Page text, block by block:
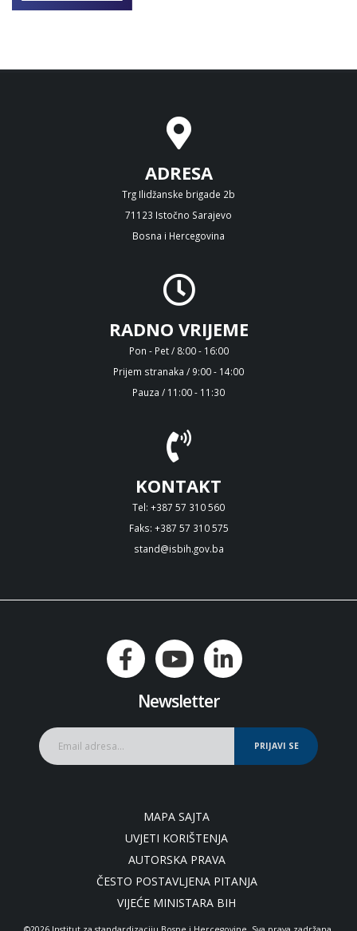
ADRESA
Trg Ilidžanske brigade 2b
71123 Istočno Sarajevo
Bosna i Hercegovina
RADNO VRIJEME
Pon - Pet / 8:00 - 16:00
Prijem stranaka / 9:00 - 14:00
Pauza / 11:00 - 11:30
KONTAKT
Tel: +387 57 310 560
Faks: +387 57 310 575
stand@isbih.gov.ba
Newsletter
PRIJAVI SE
MAPA SAJTA
UVJETI KORIŠTENJA
AUTORSKA PRAVA
ČESTO POSTAVLJENA PITANJA
VIJEĆE MINISTARA BIH